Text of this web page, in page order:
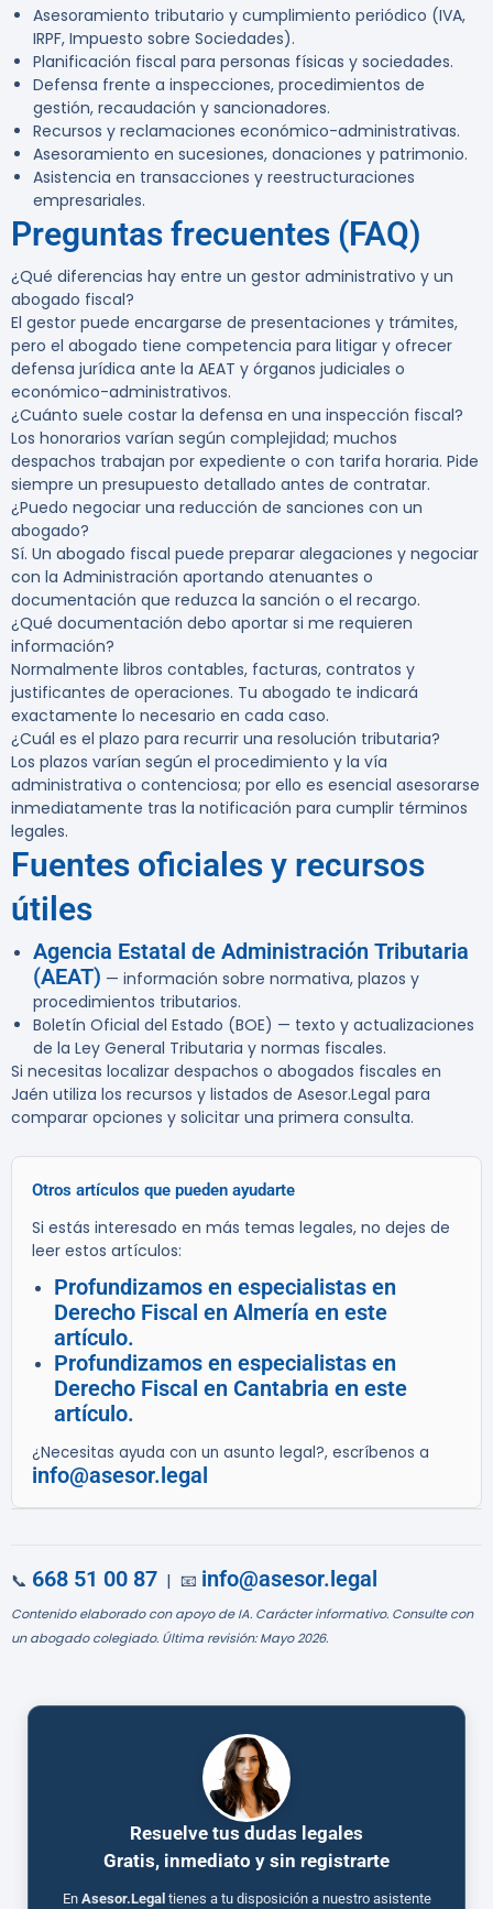
Asesoramiento tributario y cumplimiento periódico (IVA,
IRPF, Impuesto sobre Sociedades).
Planificación fiscal para personas físicas y sociedades.
Defensa frente a inspecciones, procedimientos de
gestión, recaudación y sancionadores.
Recursos y reclamaciones económico-administrativas.
Asesoramiento en sucesiones, donaciones y patrimonio.
Asistencia en transacciones y reestructuraciones
empresariales.
Preguntas frecuentes (FAQ)
¿Qué diferencias hay entre un gestor administrativo y un
abogado fiscal?
El gestor puede encargarse de presentaciones y trámites,
pero el abogado tiene competencia para litigar y ofrecer
defensa jurídica ante la AEAT y órganos judiciales o
económico-administrativos.
¿Cuánto suele costar la defensa en una inspección fiscal?
Los honorarios varían según complejidad; muchos
despachos trabajan por expediente o con tarifa horaria. Pide
siempre un presupuesto detallado antes de contratar.
¿Puedo negociar una reducción de sanciones con un
abogado?
Sí. Un abogado fiscal puede preparar alegaciones y negociar
con la Administración aportando atenuantes o
documentación que reduzca la sanción o el recargo.
¿Qué documentación debo aportar si me requieren
información?
Normalmente libros contables, facturas, contratos y
justificantes de operaciones. Tu abogado te indicará
exactamente lo necesario en cada caso.
¿Cuál es el plazo para recurrir una resolución tributaria?
Los plazos varían según el procedimiento y la vía
administrativa o contenciosa; por ello es esencial asesorarse
inmediatamente tras la notificación para cumplir términos
legales.
Fuentes oficiales y recursos
útiles
Agencia Estatal de Administración Tributaria
(AEAT) — información sobre normativa, plazos y
procedimientos tributarios.
Boletín Oficial del Estado (BOE) — texto y actualizaciones
de la Ley General Tributaria y normas fiscales.
Si necesitas localizar despachos o abogados fiscales en
Jaén utiliza los recursos y listados de Asesor.Legal para
comparar opciones y solicitar una primera consulta.
Otros artículos que pueden ayudarte
Si estás interesado en más temas legales, no dejes de
leer estos artículos:
Profundizamos en especialistas en
Derecho Fiscal en Almería en este
artículo.
Profundizamos en especialistas en
Derecho Fiscal en Cantabria en este
artículo.
¿Necesitas ayuda con un asunto legal?, escríbenos a
info@asesor.legal
📞 668 51 00 87 | 📧 info@asesor.legal
Contenido elaborado con apoyo de IA. Carácter informativo. Consulte con
un abogado colegiado. Última revisión: Mayo 2026.
Resuelve tus dudas legales
Gratis, inmediato y sin registrarte
En Asesor.Legal tienes a tu disposición a nuestro asistente